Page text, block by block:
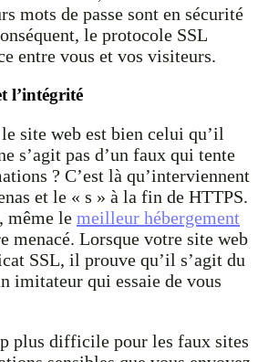
mots de passe sont en sécurité
le protocole SSL
entre vous et vos visiteurs.
l’intégrité
site web est bien celui qu’il
s’agit pas d’un faux qui tente
? C’est là qu’interviennent
et le « s » à la fin de HTTPS.
même le meilleur hébergement
menacé. Lorsque votre site web
SSL, il prouve qu’il s’agit du
imitateur qui essaie de vous
plus difficile pour les faux sites